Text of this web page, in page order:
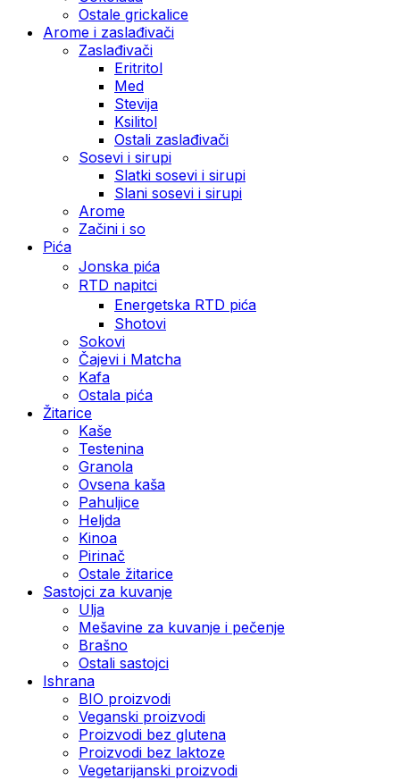
Ostale grickalice
Arome i zaslađivači
Zaslađivači
Eritritol
Med
Stevija
Ksilitol
Ostali zaslađivači
Sosevi i sirupi
Slatki sosevi i sirupi
Slani sosevi i sirupi
Arome
Začini i so
Pića
Jonska pića
RTD napitci
Energetska RTD pića
Shotovi
Sokovi
Čajevi i Matcha
Kafa
Ostala pića
Žitarice
Kaše
Testenina
Granola
Ovsena kaša
Pahuljice
Heljda
Kinoa
Pirinač
Ostale žitarice
Sastojci za kuvanje
Ulja
Mešavine za kuvanje i pečenje
Brašno
Ostali sastojci
Ishrana
BIO proizvodi
Veganski proizvodi
Proizvodi bez glutena
Proizvodi bez laktoze
Vegetarijanski proizvodi